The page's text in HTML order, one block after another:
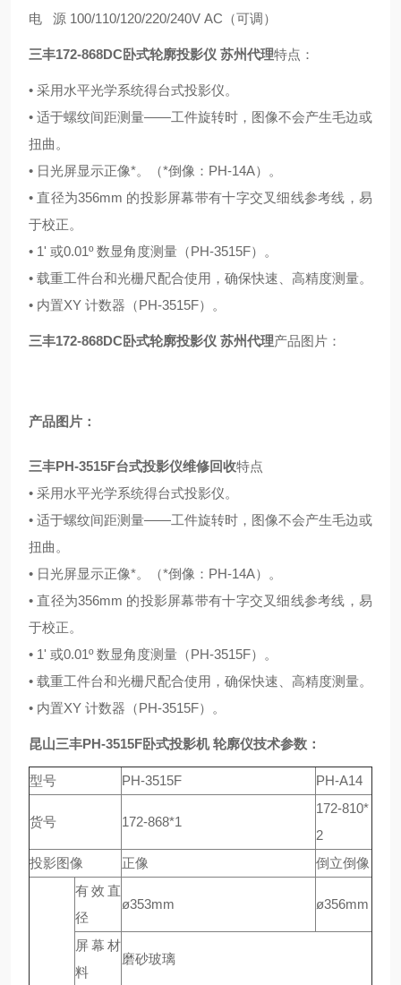
电 源 100/110/120/220/240V AC（可调）
三丰172-868DC卧式轮廓投影仪 苏州代理特点：
• 采用水平光学系统得台式投影仪。
• 适于螺纹间距测量——工件旋转时，图像不会产生毛边或
扭曲。
• 日光屏显示正像*。（*倒像：PH-14A）。
• 直径为356mm 的投影屏幕带有十字交叉细线参考线，易
于校正。
• 1' 或0.01º 数显角度测量（PH-3515F）。
• 载重工件台和光栅尺配合使用，确保快速、高精度测量。
• 内置XY 计数器（PH-3515F）。
三丰172-868DC卧式轮廓投影仪 苏州代理产品图片：
产品图片：
三丰PH-3515F台式投影仪维修回收特点
• 采用水平光学系统得台式投影仪。
• 适于螺纹间距测量——工件旋转时，图像不会产生毛边或
扭曲。
• 日光屏显示正像*。（*倒像：PH-14A）。
• 直径为356mm 的投影屏幕带有十字交叉细线参考线，易
于校正。
• 1' 或0.01º 数显角度测量（PH-3515F）。
• 载重工件台和光栅尺配合使用，确保快速、高精度测量。
• 内置XY 计数器（PH-3515F）。
昆山三丰PH-3515F卧式投影机 轮廓仪技术参数：
型号 PH-3515F PH-A14
货号 172-868*1
172-810*
2
投影图像
正像
倒立倒像
有效直
径
ø353mm ø356mm
屏幕材
料
磨砂玻璃